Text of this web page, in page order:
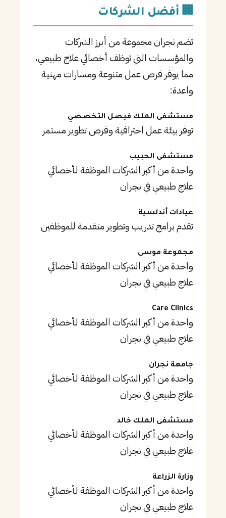
🏢 أفضل الشركات
تضم نجران مجموعة من أبرز الشركات
والمؤسسات التي توظف أخصائي علاج طبيعي،
مما يوفر فرص عمل متنوعة ومسارات مهنية
واعدة:
مستشفى الملك فيصل التخصصي
توفر بيئة عمل احترافية وفرص تطوير مستمر
مستشفى الحبيب
واحدة من أكبر الشركات الموظفة لـأخصائي
علاج طبيعي في نجران
عيادات أندلسية
تقدم برامج تدريب وتطوير متقدمة للموظفين
مجموعة موسى
واحدة من أكبر الشركات الموظفة لـأخصائي
علاج طبيعي في نجران
Care Clinics
واحدة من أكبر الشركات الموظفة لـأخصائي
علاج طبيعي في نجران
جامعة نجران
واحدة من أكبر الشركات الموظفة لـأخصائي
علاج طبيعي في نجران
مستشفى الملك خالد
واحدة من أكبر الشركات الموظفة لـأخصائي
علاج طبيعي في نجران
وزارة الزراعة
واحدة من أكبر الشركات الموظفة لـأخصائي
علاج طبيعي في نجران